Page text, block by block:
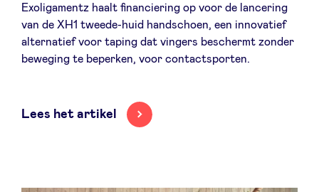
Nieuws
Voordelen
BeAngels Academy
Exoligamentz haalt financiering op voor de lancering
van de XH1 tweede-huid handschoen, een innovatief
alternatief voor taping dat vingers beschermt zonder
beweging te beperken, voor contactsporten.
Lees het artikel